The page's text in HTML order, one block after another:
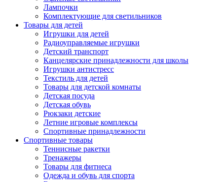
Лампочки
Комплектующие для светильников
Товары для детей
Игрушки для детей
Радиоуправляемые игрушки
Детский транспорт
Канцелярские принадлежности для школы
Игрушки антистресс
Текстиль для детей
Товары для детской комнаты
Детская посуда
Детская обувь
Рюкзаки детские
Летние игровые комплексы
Спортивные принадлежности
Спортивные товары
Теннисные ракетки
Тренажеры
Товары для фитнеса
Одежда и обувь для спорта